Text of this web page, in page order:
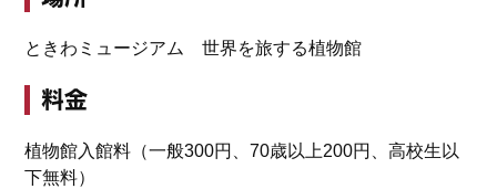
ときわミュージアム 世界を旅する植物館
料金
植物館入館料（一般300円、70歳以上200円、高校生以
下無料）